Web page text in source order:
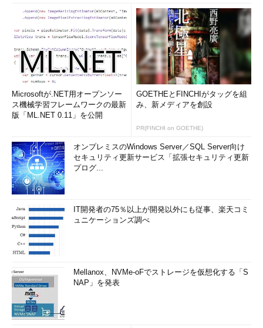
Microsoftが.NET用オープンソー
ス機械学習フレームワークの最新
版「ML.NET 0.11」を公開
GOETHEとFINCHIがタッグを組
み、新メディアを創設
PR(FINCHI on GOETHE)
オンプレミスのWindows Server／SQL Server向け
セキュリティ更新サービス「拡張セキュリティ更新
プログ...
IT開発者の75％以上が開発以外にも従事、楽天コミ
ュニケーションズ調べ
Mellanox、NVMe-oFでストレージを仮想化する「S
NAP」を発表